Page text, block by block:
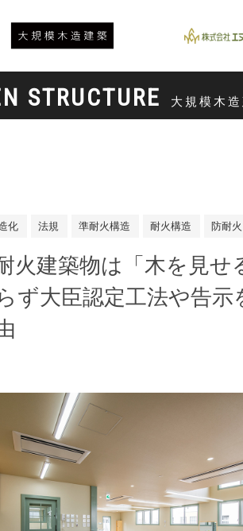
STRUCTURE 大規模木
化 法規 準耐火構造 耐火構造 防耐火
火建築物は「木を見せ
ず大臣認定工法や告示